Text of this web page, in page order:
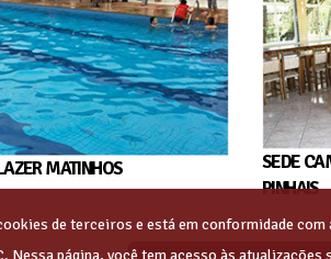
MATINHOS
SEDE
PINHAIS
de terceiros e está em conformidade
página, você tem acesso às